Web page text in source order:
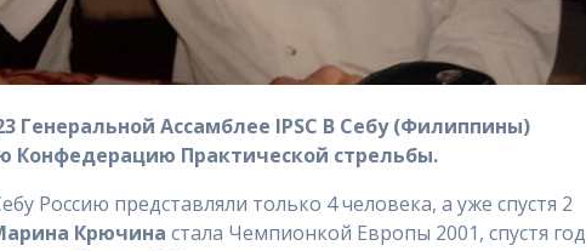
Генеральной Ассамблее IPSC В Себу (Филиппины)
Конфедерацию Практической стрельбы.
Россию представляли только 4 человека, а уже спустя 2
Крючина стала Чемпионкой Европы 2001, спустя год